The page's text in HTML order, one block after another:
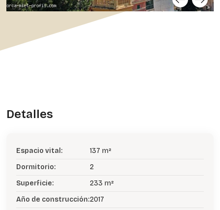
Detalles
Espacio vital:
137 m²
Dormitorio:
2
Superficie:
233 m²
Año de construcción:2017